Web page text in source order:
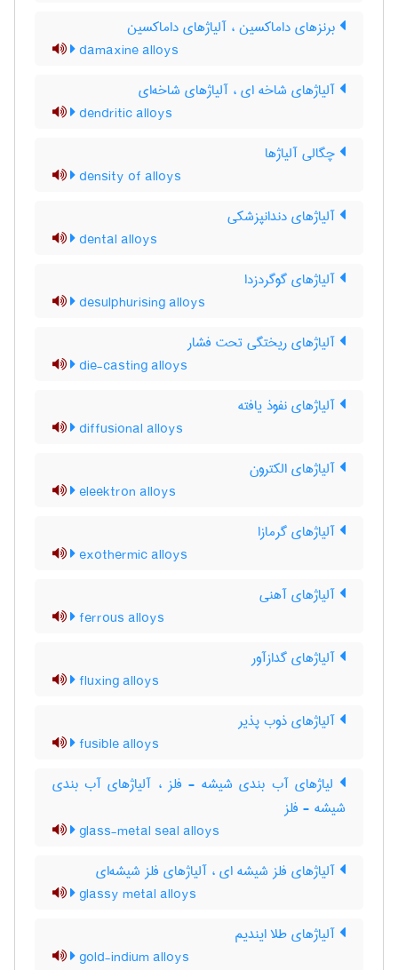
برنزهای داماکسین ، آلیاژهای داماکسین
damaxine alloys
آلیاژهای شاخه ای ، آلیاژهای شاخه‌ای
dendritic alloys
چگالی آلیاژها
density of alloys
آلیاژهای دندانپزشکی
dental alloys
آلیاژهای گوگردزدا
desulphurising alloys
آلیاژهای ریختگی تحت فشار
die-casting alloys
آلیاژهای نفوذ یافته
diffusional alloys
آلیاژهای الکترون
eleektron alloys
آلیاژهای گرمازا
exothermic alloys
آلیاژهای آهنی
ferrous alloys
آلیاژهای گدازآور
fluxing alloys
آلیاژهای ذوب پذیر
fusible alloys
لیاژهای آب بندی شیشه - فلز ، آلیاژهای آب بندی
شیشه - فلز
glass-metal seal alloys
آلیاژهای فلز شیشه ای ، آلیاژهای فلز شیشه‌ای
glassy metal alloys
آلیاژهای طلا ایندیم
gold-indium alloys